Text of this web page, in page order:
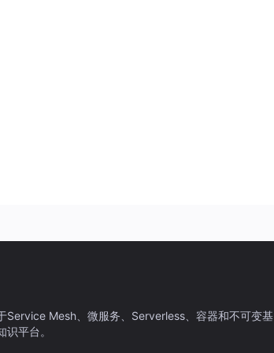
Service Mesh、微服务、Serverless、容器和不可变基
平台。